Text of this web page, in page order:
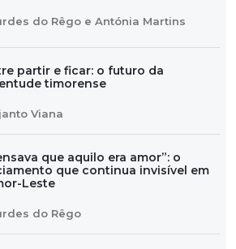
do Rêgo e Antónia Martins
partir e ficar: o futuro da
timorense
Viana
que aquilo era amor”: o
que continua invisível em
Leste
do Rêgo